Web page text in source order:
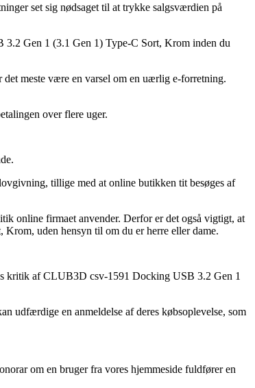
set sig nødsaget til at trykke salgsværdien på
Gen 1 (3.1 Gen 1) Type-C Sort, Krom inden du
det meste være en varsel om en uærlig e-forretning.
over flere uger.
tillige med at online butikken tit besøges af
online firmaet anvender. Derfor er det også vigtigt, at
uden hensyn til om du er herre eller dame.
kritik af CLUB3D csv-1591 Docking USB 3.2 Gen 1
udfærdige en anmeldelse af deres købsoplevelse, som
om en bruger fra vores hjemmeside fuldfører en